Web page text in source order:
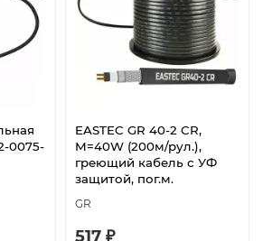
0075-
EASTEC GR 40-2 CR,
M=40W (200м/рул.),
греющий кабель с УФ
защитой, пог.м.
GR
517 ₽